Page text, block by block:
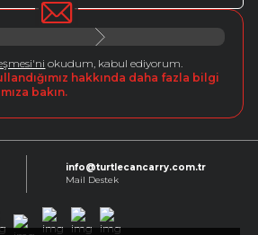
okudum, kabul ediyorum.
hakkında daha fazla bilgi
bakın.
info@turtlecancarry.com.tr
Mail Destek